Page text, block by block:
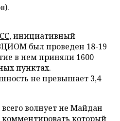
, инициативный
был проведен 18-19
в нем приняли 1600
пунктах.
не превышает 3,4
волнует не Майдан
который